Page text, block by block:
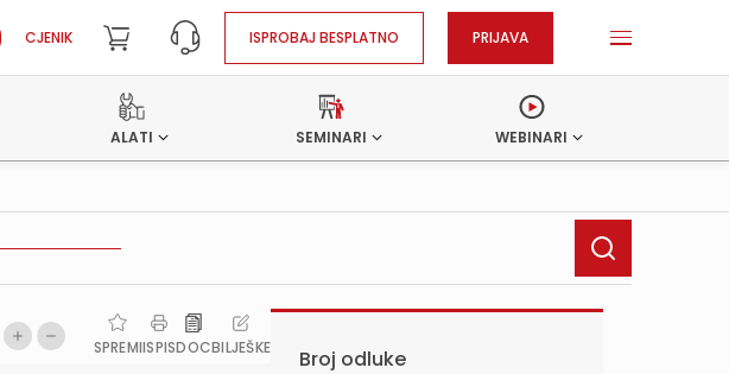
CJENIK ISPROBAJ BESPLATNO PRIJAVA
ALATI SEMINARI WEBINARI
SPREMIISPISDOCBILJEŠKE Broj odluke